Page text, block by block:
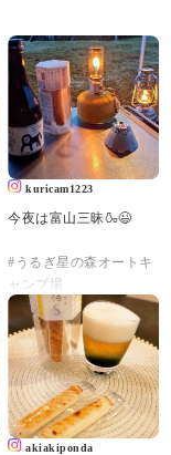
kuricam1223
今夜は富山三昧🍶😉
#うるぎ星の森オートキ
ャンプ場
#富山グルメ
#棒s
#幻の瀧
#能作
#立山のぐい呑
#ソロキャンプ
akiakiponda